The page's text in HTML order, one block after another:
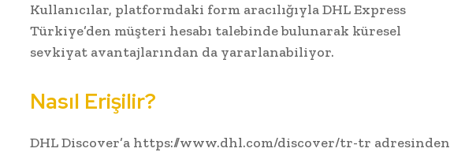
Kullanıcılar, platformdaki form aracılığıyla DHL Express
Türkiye’den müşteri hesabı talebinde bulunarak küresel
sevkiyat avantajlarından da yararlanabiliyor.
Nasıl Erişilir?
DHL Discover’a https://www.dhl.com/discover/tr-tr adresinden